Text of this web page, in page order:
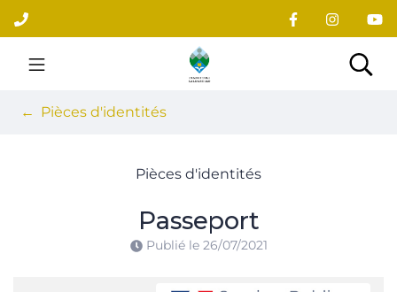
Aller
au
contenu
Site officiel du village
Pièces d'identités
Pièces d'identités
Passeport
Publié le 26/07/2021